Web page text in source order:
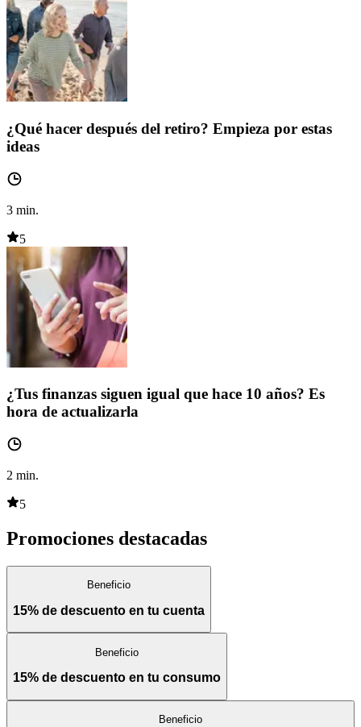
¿Qué hacer después del retiro? Empieza por estas
ideas
3 min.
5
¿Tus finanzas siguen igual que hace 10 años? Es
hora de actualizarla
2 min.
5
Promociones destacadas
Beneficio
15% de descuento en tu cuenta
Beneficio
15% de descuento en tu consumo
Beneficio